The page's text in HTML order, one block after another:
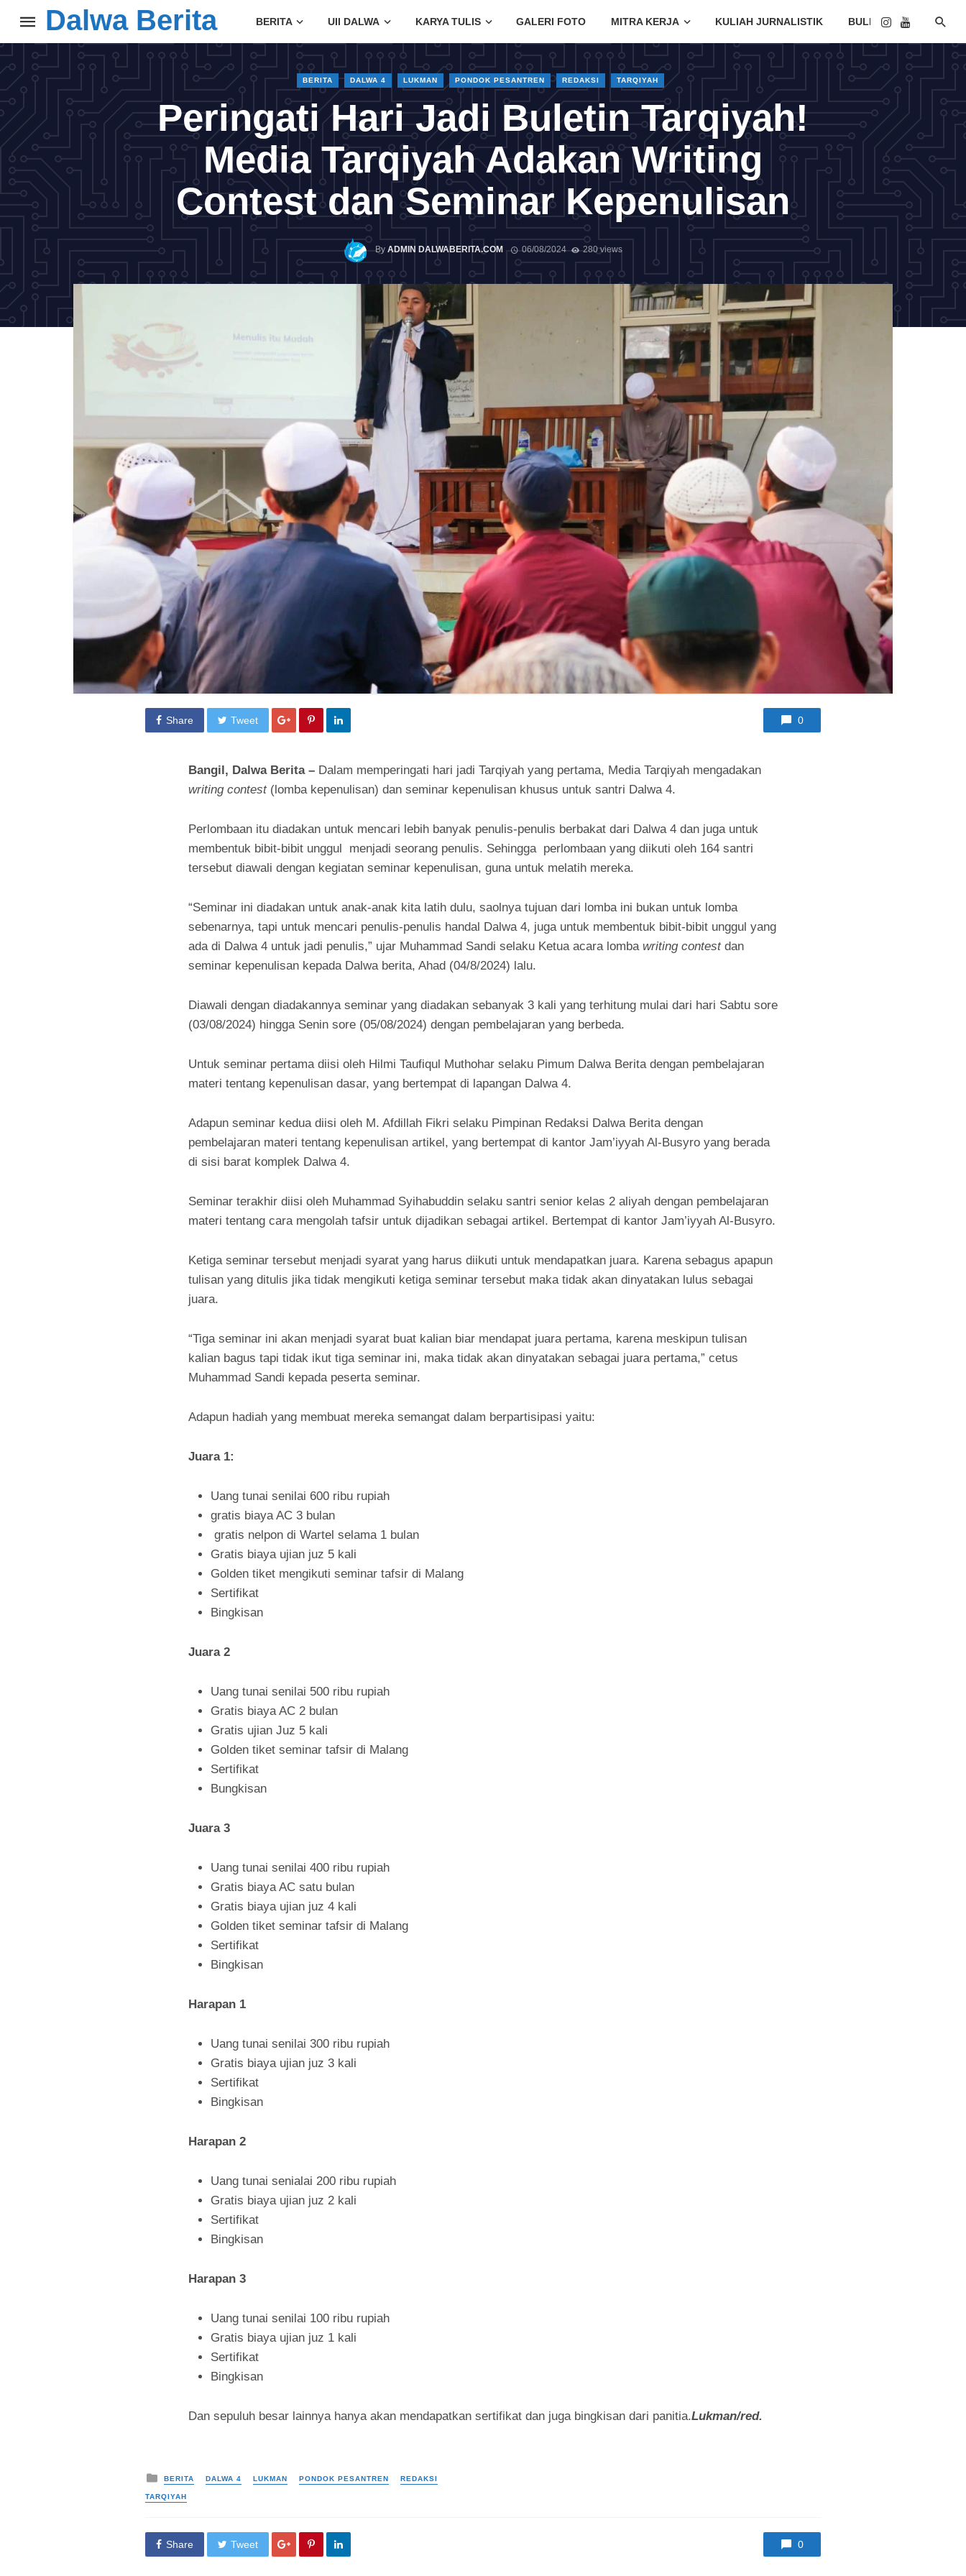
Dalwa Berita BERITA UII DALWA KARYA TULIS GALERI FOTO MITRA KERJA KULIAH JURNALISTIK BULETIN
BERITA DALWA 4 LUKMAN PONDOK PESANTREN REDAKSI TARQIYAH
Peringati Hari Jadi Buletin Tarqiyah!
Media Tarqiyah Adakan Writing
Contest dan Seminar Kepenulisan
ByADMIN DALWABERITA.COM 06/08/2024 280 views
Share Tweet 0
Bangil, Dalwa Berita – Dalam memperingati hari jadi Tarqiyah yang pertama, Media Tarqiyah mengadakan
writing contest(lomba kepenulisan) dan seminar kepenulisan khusus untuk santri Dalwa 4.
Perlombaan itu diadakan untuk mencari lebih banyak penulis-penulis berbakat dari Dalwa 4 dan juga untuk
membentuk bibit-bibit unggul menjadi seorang penulis. Sehingga perlombaan yang diikuti oleh 164 santri
tersebut diawali dengan kegiatan seminar kepenulisan, guna untuk melatih mereka.
“Seminar ini diadakan untuk anak-anak kita latih dulu, saolnya tujuan dari lomba ini bukan untuk lomba
sebenarnya, tapi untuk mencari penulis-penulis handal Dalwa 4, juga untuk membentuk bibit-bibit unggul yang
ada di Dalwa 4 untuk jadi penulis,” ujar Muhammad Sandi selaku Ketua acara lomba writing contestdan
seminar kepenulisan kepada Dalwa berita, Ahad (04/8/2024) lalu.
Diawali dengan diadakannya seminar yang diadakan sebanyak 3 kali yang terhitung mulai dari hari Sabtu sore
(03/08/2024) hingga Senin sore (05/08/2024) dengan pembelajaran yang berbeda.
Untuk seminar pertama diisi oleh Hilmi Taufiqul Muthohar selaku Pimum Dalwa Berita dengan pembelajaran
materi tentang kepenulisan dasar, yang bertempat di lapangan Dalwa 4.
Adapun seminar kedua diisi oleh M. Afdillah Fikri selaku Pimpinan Redaksi Dalwa Berita dengan
pembelajaran materi tentang kepenulisan artikel, yang bertempat di kantor Jam’iyyah Al-Busyro yang berada
di sisi barat komplek Dalwa 4.
Seminar terakhir diisi oleh Muhammad Syihabuddin selaku santri senior kelas 2 aliyah dengan pembelajaran
materi tentang cara mengolah tafsir untuk dijadikan sebagai artikel. Bertempat di kantor Jam’iyyah Al-Busyro.
Ketiga seminar tersebut menjadi syarat yang harus diikuti untuk mendapatkan juara. Karena sebagus apapun
tulisan yang ditulis jika tidak mengikuti ketiga seminar tersebut maka tidak akan dinyatakan lulus sebagai
juara.
“Tiga seminar ini akan menjadi syarat buat kalian biar mendapat juara pertama, karena meskipun tulisan
kalian bagus tapi tidak ikut tiga seminar ini, maka tidak akan dinyatakan sebagai juara pertama,” cetus
Muhammad Sandi kepada peserta seminar.
Adapun hadiah yang membuat mereka semangat dalam berpartisipasi yaitu:
Juara 1:
Uang tunai senilai 600 ribu rupiah
gratis biaya AC 3 bulan
gratis nelpon di Wartel selama 1 bulan
Gratis biaya ujian juz 5 kali
Golden tiket mengikuti seminar tafsir di Malang
Sertifikat
Bingkisan
Juara 2
Uang tunai senilai 500 ribu rupiah
Gratis biaya AC 2 bulan
Gratis ujian Juz 5 kali
Golden tiket seminar tafsir di Malang
Sertifikat
Bungkisan
Juara 3
Uang tunai senilai 400 ribu rupiah
Gratis biaya AC satu bulan
Gratis biaya ujian juz 4 kali
Golden tiket seminar tafsir di Malang
Sertifikat
Bingkisan
Harapan 1
Uang tunai senilai 300 ribu rupiah
Gratis biaya ujian juz 3 kali
Sertifikat
Bingkisan
Harapan 2
Uang tunai senialai 200 ribu rupiah
Gratis biaya ujian juz 2 kali
Sertifikat
Bingkisan
Harapan 3
Uang tunai senilai 100 ribu rupiah
Gratis biaya ujian juz 1 kali
Sertifikat
Bingkisan
Dan sepuluh besar lainnya hanya akan mendapatkan sertifikat dan juga bingkisan dari panitia.Lukman/red.
Posted in
BERITA DALWA 4 LUKMAN PONDOK PESANTREN REDAKSI
TARQIYAH
Share Tweet 0